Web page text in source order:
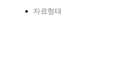
자료형태